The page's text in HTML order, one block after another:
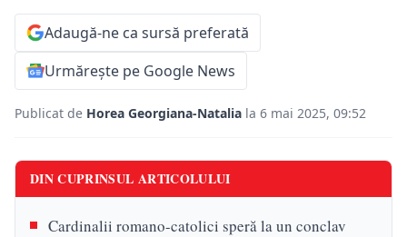
Adaugă-ne ca sursă preferată
Urmărește pe Google News
Publicat de Horea Georgiana-Natalia la 6 mai 2025, 09:52
DIN CUPRINSUL ARTICOLULUI
Cardinalii romano-catolici speră la un conclav